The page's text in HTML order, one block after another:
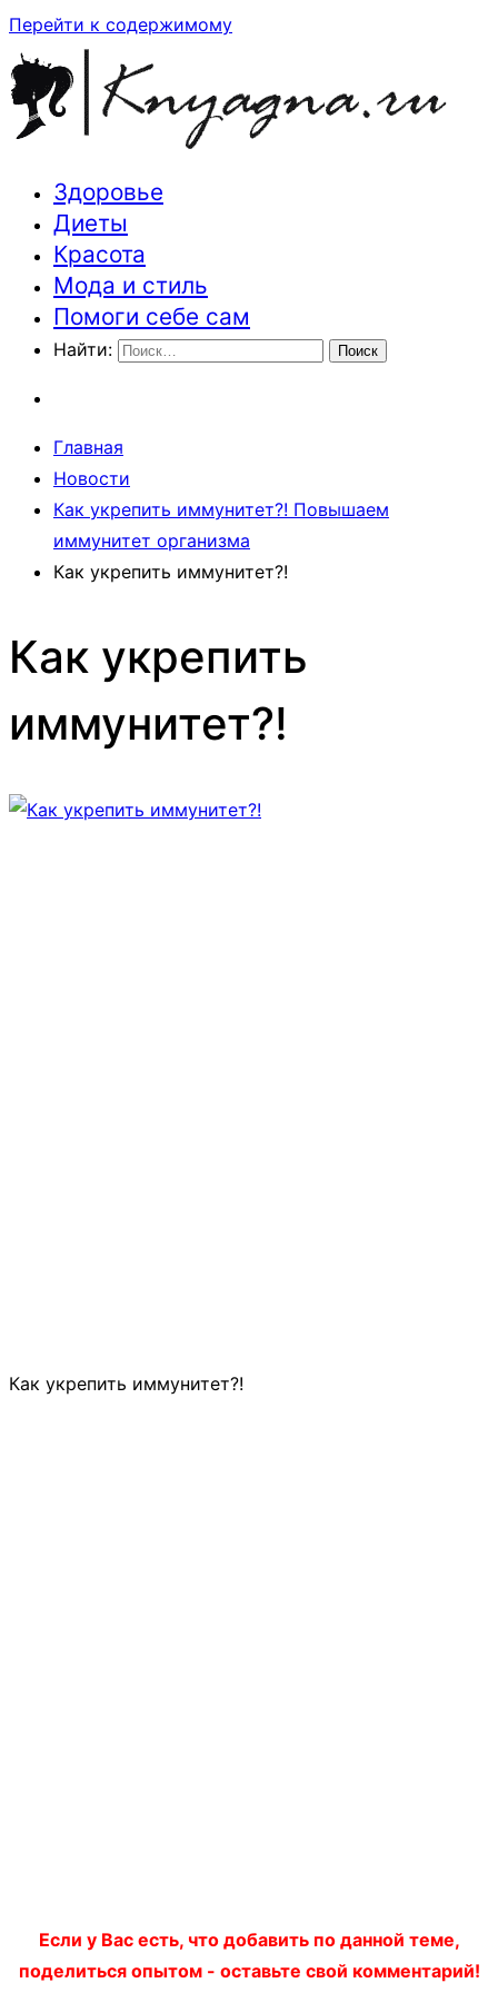
Перейти к содержимому
Траектория здоровья и красоты
Здоровье
Диеты
Красота
Мода и стиль
Помоги себе сам
Найти:
Главная
Новости
Как укрепить иммунитет?! Повышаем
иммунитет организма
Как укрепить иммунитет?!
Как укрепить
иммунитет?!
Как укрепить иммунитет?!
Если у Вас есть, что добавить по данной теме,
поделиться опытом - оставьте свой комментарий!